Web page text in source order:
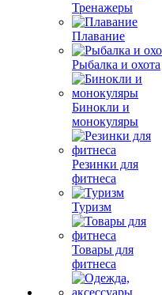
Тренажеры
Плавание
Рыбалка и охота
Бинокли и
монокуляры
Резинки для
фитнеса
Туризм
Товары для
фитнеса